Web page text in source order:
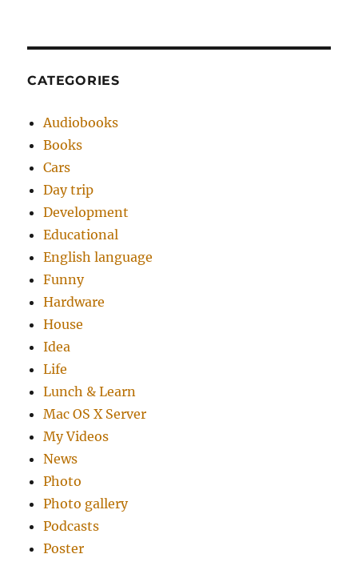
CATEGORIES
Audiobooks
Books
Cars
Day trip
Development
Educational
English language
Funny
Hardware
House
Idea
Life
Lunch & Learn
Mac OS X Server
My Videos
News
Photo
Photo gallery
Podcasts
Poster